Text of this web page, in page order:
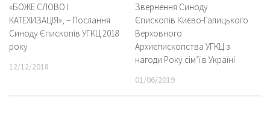
«БОЖЕ СЛОВО І
КАТЕХИЗАЦІЯ», – Послання
Синоду Єпископів УГКЦ 2018
року
12/12/2018
Звернення Синоду
Єпископів Києво-Галицького
Верховного
Архиєпископства УГКЦ з
нагоди Року сім’ї в Україні
01/06/2019